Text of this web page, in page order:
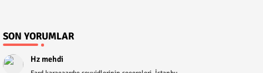
SON YORUMLAR
Hz mehdi